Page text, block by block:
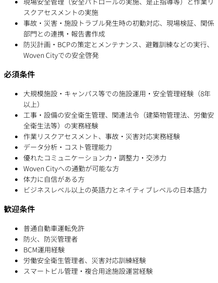
スクアセスメントの実施
事故・災害・施設トラブル発生時の初動対応、現場検証、関係
部門との連携・報告書作成
防災計画・BCPの策定とメンテナンス、避難訓練などの実行、
Woven Cityでの安全啓発
必須条件
大規模施設・キャンパス等での施設運用・安全管理経験（8年
以上）
工事・設備の安全衛生管理、関連法令（建築物管理法、労働安
全衛生法等）の実務経験
作業リスクアセスメント、事故・災害対応実務経験
データ分析・コスト管理能力
優れたコミュニケーション力・調整力・交渉力
Woven Cityへの通勤が可能な方
体力に自信がある方
ビジネスレベル以上の英語力とネイティブレベルの日本語力
歓迎条件
普通自動車運転免許
防火、防災管理者
BCM運用経験
労働安全衛生管理者、災害対応訓練経験
スマートビル管理・複合用途施設運営経験